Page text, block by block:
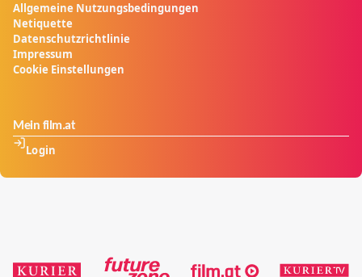
Allgemeine Nutzungsbedingungen
Netiquette
Datenschutzrichtlinie
Impressum
Cookie Einstellungen
Mein film.at
Login